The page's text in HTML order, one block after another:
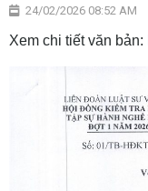
24/02/2026 08:52 AM
Xem chi tiết văn bản: